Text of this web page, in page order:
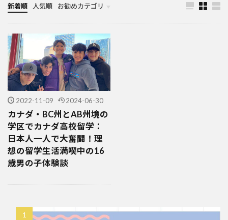
新着順 人気順 お勧めカテゴリ
カナダ中学・高校留学
カナダ親子留学・教育移住
体験談（カナダ高校留学・親子移住）
カナダ留学カウンセリング内容実例集
2022-11-09 2024-06-30
カナダ・BC州とAB州境の
学区でカナダ高校留学：
日本人一人で大奮闘！理
想の留学生活満喫中の16
歳男の子体験談